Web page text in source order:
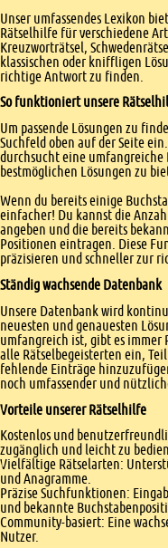
Unser umfassendes Lexikon
Rätselhilfe für verschiedene
Kreuzworträtsel,
klassischen oder kniffligen
richtige Antwort zu finden.
So funktioniert unsere
Um passende Lösungen zu
Suchfeld oben auf der Seite
durchsucht eine
bestmöglichen Lösungen zu
Wenn du bereits einige
einfacher! Du kannst die
angeben und die bereits
Positionen eintragen. Diese
präzisieren und schneller zur
Ständig wachsende Datenbank
Unsere Datenbank wird
neuesten und genauesten
umfangreich ist, gibt es immer
alle Rätselbegeisterten ein,
fehlende Einträge
noch umfassender und
Vorteile unserer Rätselhilfe
Kostenlos und
zugänglich und leicht zu
Vielfältige Rätselarten:
und Anagramme.
Präzise Suchfunktionen:
und bekannte
Community-basiert: Eine
Nutzer.